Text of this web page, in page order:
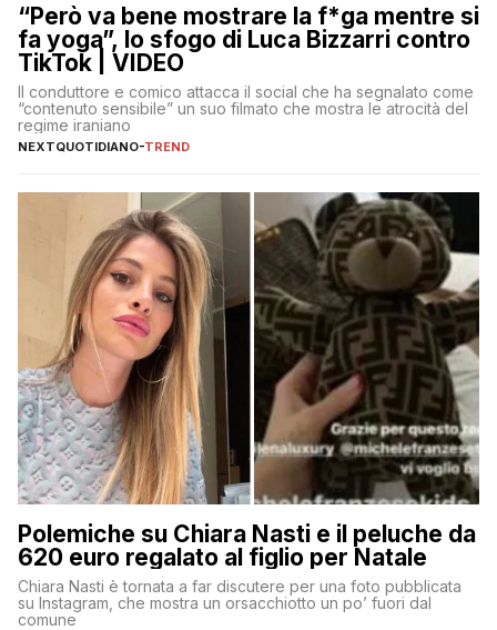
“Però va bene mostrare la f*ga mentre si
fa yoga”, lo sfogo di Luca Bizzarri contro
TikTok | VIDEO
Il conduttore e comico attacca il social che ha segnalato come
“contenuto sensibile” un suo filmato che mostra le atrocità del
regime iraniano
NEXTQUOTIDIANO-TREND
Polemiche su Chiara Nasti e il peluche da
620 euro regalato al figlio per Natale
Chiara Nasti è tornata a far discutere per una foto pubblicata
su Instagram, che mostra un orsacchiotto un po’ fuori dal
comune